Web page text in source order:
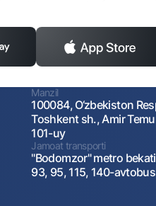
Manzil
100084, O‘zbekiston
Toshkent sh., Amir
101-uy
Jamoat transporti
"Bodomzor" metro
93, 95, 115, 140-